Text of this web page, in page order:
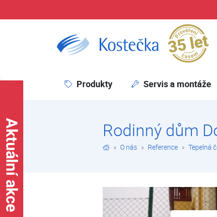
Produkty Servis a montáže
Rodinný dům
O nás Reference Tepelná